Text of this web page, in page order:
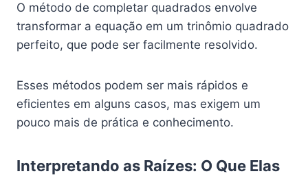
O método de completar quadrados envolve
transformar a equação em um trinômio quadrado
perfeito, que pode ser facilmente resolvido.
Esses métodos podem ser mais rápidos e
eficientes em alguns casos, mas exigem um
pouco mais de prática e conhecimento.
Interpretando as Raízes: O Que Elas